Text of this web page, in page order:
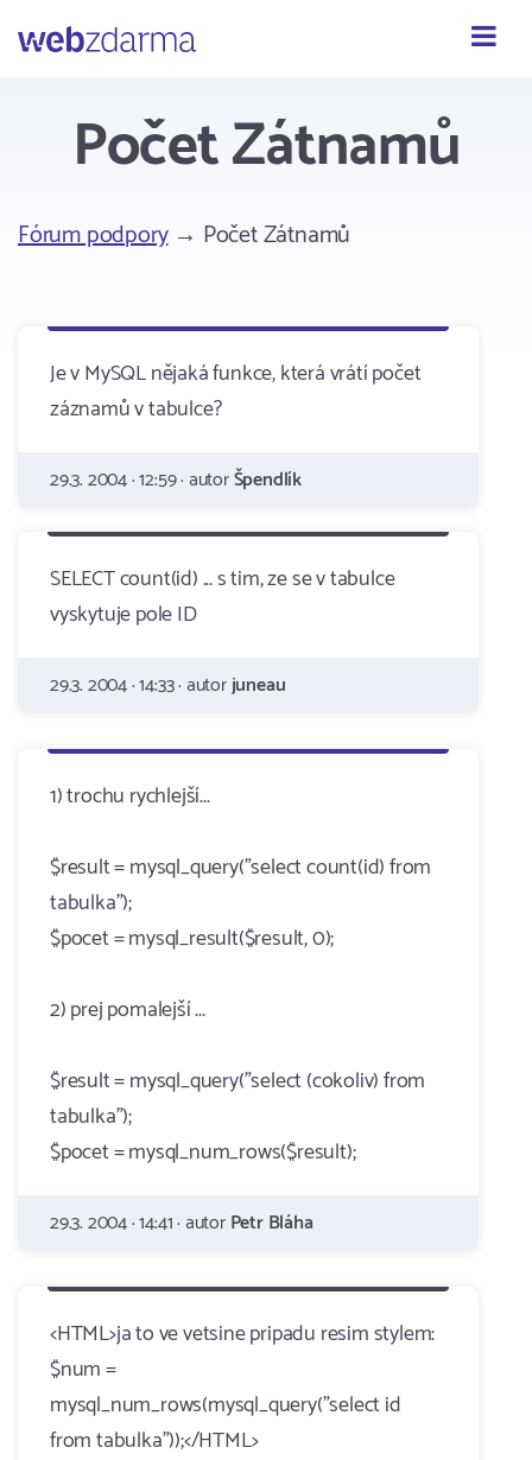
Webzdarma
Počet Zátnamů
Fórum podpory→ Počet Zátnamů
Je v MySQL nějaká funkce, která vrátí počet
záznamů v tabulce?
29.3. 2004 · 12:59 · autorŠpendlík
SELECT count(id) ... s tim, ze se v tabulce
vyskytuje pole ID
29.3. 2004 · 14:33 · autorjuneau
1) trochu rychlejší...
$result = mysql_query("select count(id) from
tabulka");
$pocet = mysql_result($result, 0);
2) prej pomalejší ...
$result = mysql_query("select (cokoliv) from
tabulka");
$pocet = mysql_num_rows($result);
29.3. 2004 · 14:41 · autorPetr Bláha
<HTML>ja to ve vetsine pripadu resim stylem:
$num =
mysql_num_rows(mysql_query("select id
from tabulka"));</HTML>